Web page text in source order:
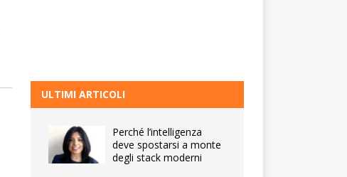
ULTIMI ARTICOLI
Perché l’intelligenza
deve spostarsi a monte
degli stack moderni